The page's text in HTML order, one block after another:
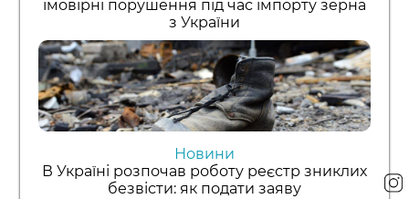
імовірні порушення під час імпорту зерна
з України
Новини
В Україні розпочав роботу реєстр зниклих
безвісти: як подати заяву